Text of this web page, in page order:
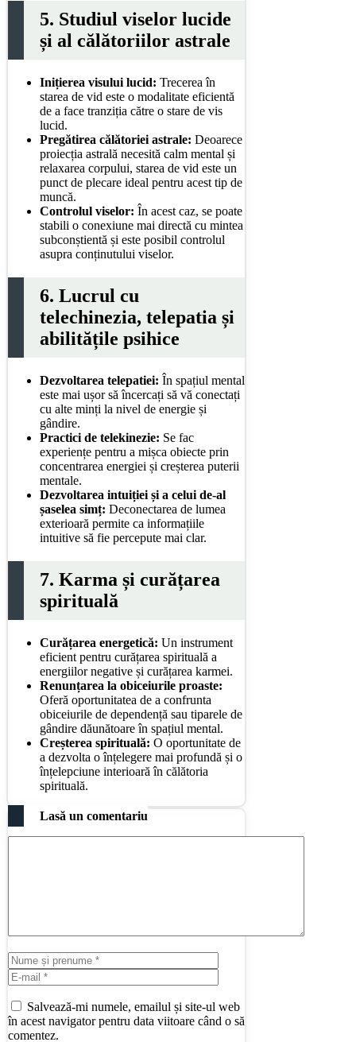
5. Studiul viselor lucide
și al călătoriilor astrale
Inițierea visului lucid: Trecerea în
starea de vid este o modalitate eficientă
de a face tranziția către o stare de vis
lucid.
Pregătirea călătoriei astrale: Deoarece
proiecția astrală necesită calm mental și
relaxarea corpului, starea de vid este un
punct de plecare ideal pentru acest tip de
muncă.
Controlul viselor: În acest caz, se poate
stabili o conexiune mai directă cu mintea
subconștientă și este posibil controlul
asupra conținutului viselor.
6. Lucrul cu
telechinezia, telepatia și
abilitățile psihice
Dezvoltarea telepatiei: În spațiul mental
este mai ușor să încercați să vă conectați
cu alte minți la nivel de energie și
gândire.
Practici de telekinezie: Se fac
experiențe pentru a mișca obiecte prin
concentrarea energiei și creșterea puterii
mentale.
Dezvoltarea intuiției și a celui de-al
șaselea simț: Deconectarea de lumea
exterioară permite ca informațiile
intuitive să fie percepute mai clar.
7. Karma și curățarea
spirituală
Curățarea energetică: Un instrument
eficient pentru curățarea spirituală a
energiilor negative și curățarea karmei.
Renunțarea la obiceiurile proaste:
Oferă oportunitatea de a confrunta
obiceiurile de dependență sau tiparele de
gândire dăunătoare în spațiul mental.
Creșterea spirituală: O oportunitate de
a dezvolta o înțelegere mai profundă și o
înțelepciune interioară în călătoria
spirituală.
Lasă un comentariu
Nume
și
prenume
mail
web
Salvează-mi numele, emailul și site-ul web
în acest navigator pentru data viitoare când o să
comentez.